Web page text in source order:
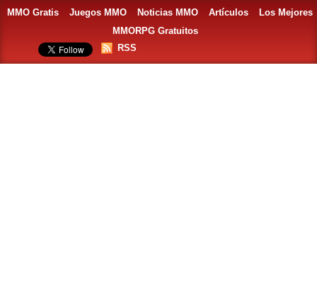
MMO Gratis Juegos MMO Noticias MMO Artículos
Los Mejores
MMORPG Gratuitos
RSS